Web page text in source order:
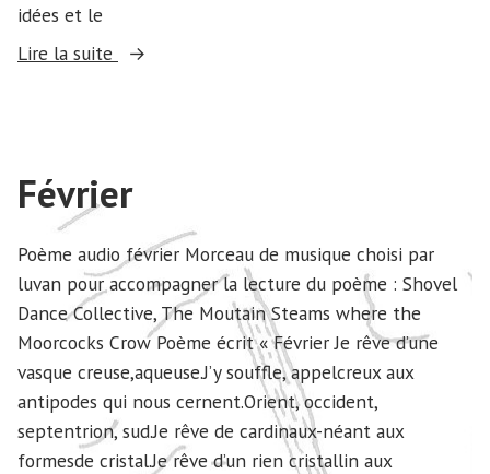
idées et le
Lire la suite
« «
reste
nos
questions
»
aux
Puzzle
Éditions »
Février
Poème audio février Morceau de musique choisi par
luvan pour accompagner la lecture du poème : Shovel
Dance Collective, The Moutain Steams where the
Moorcocks Crow Poème écrit « Février Je rêve d’une
vasque creuse,aqueuse.J’y souffle, appelcreux aux
antipodes qui nous cernent.Orient, occident,
septentrion, sud.Je rêve de cardinaux-néant aux
formesde cristal.Je rêve d’un rien cristallin aux